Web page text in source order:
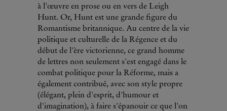
à l'œuvre en prose ou en vers de Leigh
Hunt. Or, Hunt est une grande figure du
Romantisme britannique. Au centre de la vie
politique et culturelle de la Régence et du
début de l'ère victorienne, ce grand homme
de lettres non seulement s'est engagé dans le
combat politique pour la Réforme, mais a
également contribué, avec son style propre
(élégant, plein d'esprit, d'humour et
d'imagination), à faire s'épanouir ce que l'on